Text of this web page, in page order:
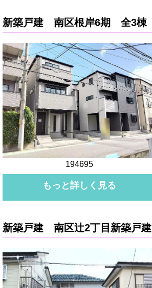
新築戸建 南区根岸6期 全3棟
194695
もっと詳しく見る
新築戸建 南区辻2丁目新築戸建